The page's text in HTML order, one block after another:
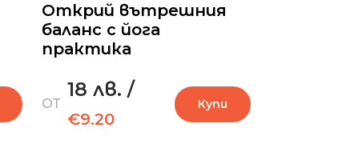
Открий вътрешния
баланс с йога
практика
ОТ
18 лв. /
€9.20
Купи